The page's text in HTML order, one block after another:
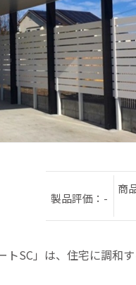
製品評価：-
商
SC」は、住宅に調和す